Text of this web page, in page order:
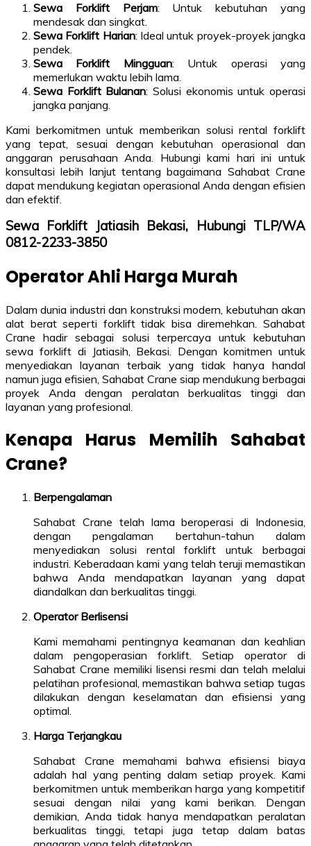
Sewa Forklift Perjam: Untuk kebutuhan yang
mendesak dan singkat.
Sewa Forklift Harian: Ideal untuk proyek-proyek jangka
pendek.
Sewa Forklift Mingguan: Untuk operasi yang
memerlukan waktu lebih lama.
Sewa Forklift Bulanan: Solusi ekonomis untuk operasi
jangka panjang.
Kami berkomitmen untuk memberikan solusi rental forklift
yang tepat, sesuai dengan kebutuhan operasional dan
anggaran perusahaan Anda. Hubungi kami hari ini untuk
konsultasi lebih lanjut tentang bagaimana Sahabat Crane
dapat mendukung kegiatan operasional Anda dengan efisien
dan efektif.
Sewa Forklift Jatiasih Bekasi, Hubungi TLP/WA
0812-2233-3850
Operator Ahli Harga Murah
Dalam dunia industri dan konstruksi modern, kebutuhan akan
alat berat seperti forklift tidak bisa diremehkan. Sahabat
Crane hadir sebagai solusi terpercaya untuk kebutuhan
sewa forklift di Jatiasih, Bekasi. Dengan komitmen untuk
menyediakan layanan terbaik yang tidak hanya handal
namun juga efisien, Sahabat Crane siap mendukung berbagai
proyek Anda dengan peralatan berkualitas tinggi dan
layanan yang profesional.
Kenapa Harus Memilih Sahabat
Crane?
Berpengalaman
Sahabat Crane telah lama beroperasi di Indonesia,
dengan pengalaman bertahun-tahun dalam
menyediakan solusi rental forklift untuk berbagai
industri. Keberadaan kami yang telah teruji memastikan
bahwa Anda mendapatkan layanan yang dapat
diandalkan dan berkualitas tinggi.
Operator Berlisensi
Kami memahami pentingnya keamanan dan keahlian
dalam pengoperasian forklift. Setiap operator di
Sahabat Crane memiliki lisensi resmi dan telah melalui
pelatihan profesional, memastikan bahwa setiap tugas
dilakukan dengan keselamatan dan efisiensi yang
optimal.
Harga Terjangkau
Sahabat Crane memahami bahwa efisiensi biaya
adalah hal yang penting dalam setiap proyek. Kami
berkomitmen untuk memberikan harga yang kompetitif
sesuai dengan nilai yang kami berikan. Dengan
demikian, Anda tidak hanya mendapatkan peralatan
berkualitas tinggi, tetapi juga tetap dalam batas